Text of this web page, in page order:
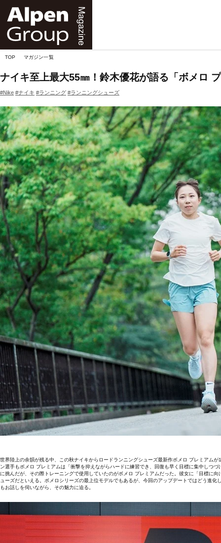
TOP マガジン一覧
ナイキ至上最大55㎜！鈴木優花が語る「ボメロ
#Nike #ナイキ #ランニング #ランニングシューズ
世界陸上の余韻が残る中、この秋ナイキからロードランニングシューズ最新作ボメロ プレミアム
ン選手もボメロ プレミアムは「衝撃を抑えながらハードに練習でき、回復も早く目標に集中しつ
に挑んだが、その際トレーニングで使用していたのがボメロ プレミアムだった。彼女に「目標に
ューズだといえる。ボメロシリーズの最上位モデルでもあるが、今回のアップデートではどう進
もお話しを伺いながら、その魅力に迫る。